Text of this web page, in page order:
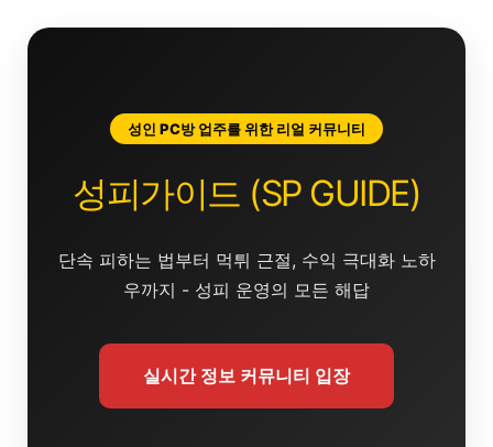
성인 PC방 업주를 위한 리얼 커뮤니티
성피가이드 (SP GUIDE)
단속 피하는 법부터 먹튀 근절, 수익 극대화 노하
우까지 - 성피 운영의 모든 해답
실시간 정보 커뮤니티 입장